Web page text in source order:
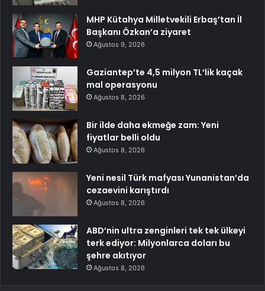
MHP Kütahya Milletvekili Erbaş’tan İl
Başkanı Özkan’a ziyaret
Ağustos 9, 2026
Gaziantep’te 4,5 milyon TL’lik kaçak
mal operasyonu
Ağustos 8, 2026
Bir ilde daha ekmeğe zam: Yeni
fiyatlar belli oldu
Ağustos 8, 2026
Yeni nesil Türk mafyası Yunanistan’da
cezaevini karıştırdı
Ağustos 8, 2026
ABD’nin ultra zenginleri tek tek ülkeyi
terk ediyor: Milyonlarca doları bu
şehre akıtıyor
Ağustos 8, 2026